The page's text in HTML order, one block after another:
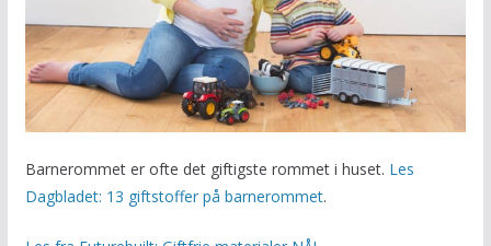
Barnerommet er ofte det giftigste rommet i huset. Les
Dagbladet: 13 giftstoffer på barnerommet.